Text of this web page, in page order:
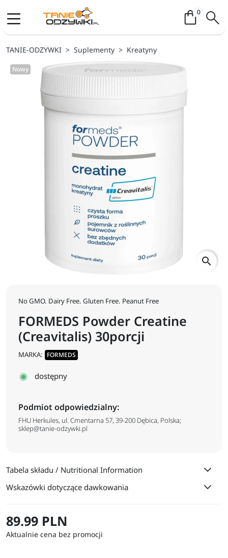
0Koszyk /
TANIE-ODZYWKI Suplementy Kreatyny
Nowy
search
No GMO. Dairy Free. Gluten Free. Peanut Free
FORMEDS Powder Creatine
(Creavitalis) 30porcji
MARKA: FORMEDS
dostępny
Podmiot odpowiedzialny:
FHU Herkules, ul. Cmentarna 57, 39-200 Dębica, Polska;
sklep@tanie-odzywki.pl
Tabela składu / Nutritional Information
Wskazówki dotyczące dawkowania
89.99 PLN
Aktualnie cena bez promocji